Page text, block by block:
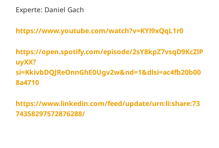
Experte: Daniel Gach
https://www.youtube.com/watch?v=KYl9xQqL1r0
https://open.spotify.com/episode/2sY8kpZ7vsqD9KcZlP
uyXX?
si=KkivbDQJReOnnGhE0Ugv2w&nd=1&dlsi=ac4fb20b00
8a4710
https://www.linkedin.com/feed/update/urn:li:share:73
74358297572876288/